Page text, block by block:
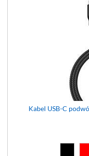
Kabel USB-C